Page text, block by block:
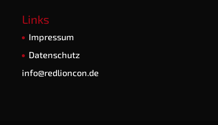
Links
Impres­sum
Daten­schutz
info@redlioncon.de